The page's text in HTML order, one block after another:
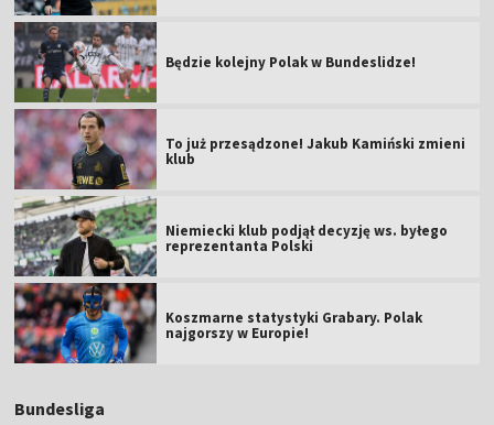
Będzie kolejny Polak w Bundeslidze!
To już przesądzone! Jakub Kamiński zmieni
klub
Niemiecki klub podjął decyzję ws. byłego
reprezentanta Polski
Koszmarne statystyki Grabary. Polak
najgorszy w Europie!
Bundesliga